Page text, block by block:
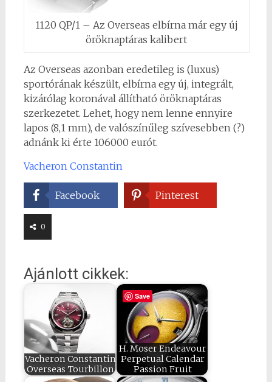
1120 QP/1 – Az Overseas elbírna már egy új
öröknaptáras kalibert
Az Overseas azonban eredetileg is (luxus)
sportórának készült, elbírna egy új, integrált,
kizárólag koronával állítható öröknaptáras
szerkezetet. Lehet, hogy nem lenne ennyire
lapos (8,1 mm), de valószínűleg szívesebben (?)
adnánk ki érte 106000 eurót.
Vacheron Constantin
Facebook Pinterest
0
Ajánlott cikkek:
Vacheron Constantin
Overseas Tourbillon
H. Moser Endeavour
Perpetual Calendar
Passion Fruit
Save